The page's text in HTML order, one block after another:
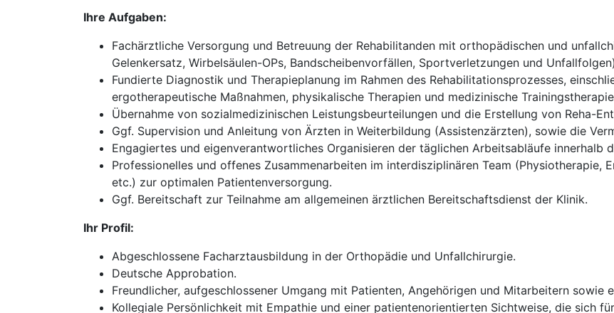
Ihre Aufgaben:
Fachärztliche Versorgung und Betreuung der Rehabilitanden mit orthopädischen und
Gelenkersatz, Wirbelsäulen-OPs, Bandscheibenvorfällen, Sportverletzungen und
Fundierte Diagnostik und Therapieplanung im Rahmen des Rehabilitationsprozesses,
ergotherapeutische Maßnahmen, physikalische Therapien und medizinische
Übernahme von sozialmedizinischen Leistungsbeurteilungen und die Erstellung von Reha-
Ggf. Supervision und Anleitung von Ärzten in Weiterbildung (Assistenzärzten), sowie die
Engagiertes und eigenverantwortliches Organisieren der täglichen Arbeitsabläufe innerhalb
Professionelles und offenes Zusammenarbeiten im interdisziplinären Team (Physiotherapie,
etc.) zur optimalen Patientenversorgung.
Ggf. Bereitschaft zur Teilnahme am allgemeinen ärztlichen Bereitschaftsdienst der Klinik.
Ihr Profil:
Abgeschlossene Facharztausbildung in der Orthopädie und Unfallchirurgie.
Deutsche Approbation.
Freundlicher, aufgeschlossener Umgang mit Patienten, Angehörigen und Mitarbeitern sowie
Kollegiale Persönlichkeit mit Empathie und einer patientenorientierten Sichtweise, die sich